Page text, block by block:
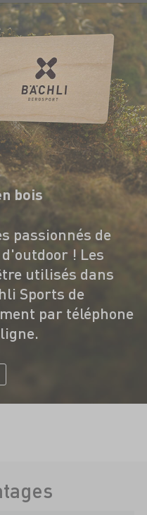
bois
passionnés de
! Les
utilisés dans
Sports de
par téléphone